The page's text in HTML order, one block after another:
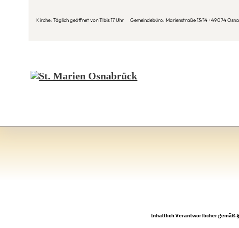
Kirche: Täglich geöffnet von 11 bis 17 Uhr Gemeindebüro: Marienstraße 13/14 • 49074
Inhaltlich Verantwortlicher gemäß §